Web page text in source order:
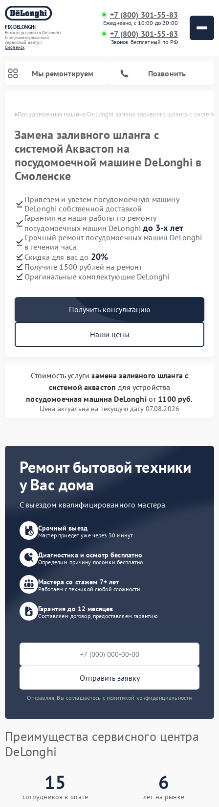
FIX-DELONGHI
Ремонт устройств DeLonghi
Специализированный
cервисный центр г.
Смоленск
+7 (800) 301-55-83
Ежедневно, с 10:00 до 20:00
+7 (800) 301-55-83
Звонок бесплатный по РФ
Мы ремонтируем Позвонить
Посудомоечная машина DeLonghi замена заливного шланга с
Замена заливного шланга с
системой Аквастоп на
посудомоечной машине DeLonghi в
Смоленске
Привезем и увезем посудомоечную машину
DeLonghi собственной доставкой
Гарантия на наши работы по ремонту
посудомоечных машин DeLonghiдо 3-х лет
Срочный ремонт посудомоечных машин DeLonghi
в течении часа
Скидка для вас до 20%
Получите 1500 рублей на ремонт
Оригинальные комплектующие DeLonghi
Получить консультацию
Наши цены
Стоимость услугизамена заливного шланга с
системой аквастоп для устройства
посудомоечная машина DeLonghiот 1100 руб.
Цена актуальна на текущую дату 07.08.2026
Ремонт бытовой техники
у Вас дома
С выездом квалифицированного мастера
Срочный выезд
Мастер приедет уже через 30 минут
Диагностика и осмотр бесплатно
Определим причину поломки бесплатно
Мастера со стажем 7+ лет
Работаем с техникой любой сложности
Гарантия до 12 месяцев
Составляем договор, предоставляем гарантию
Отправить заявку
Отправляя, Вы соглашаетесь с политикой конфиденциальности
Преимущества сервисного центра
DeLonghi
15
сотрудников в штате
6
лет на рынке